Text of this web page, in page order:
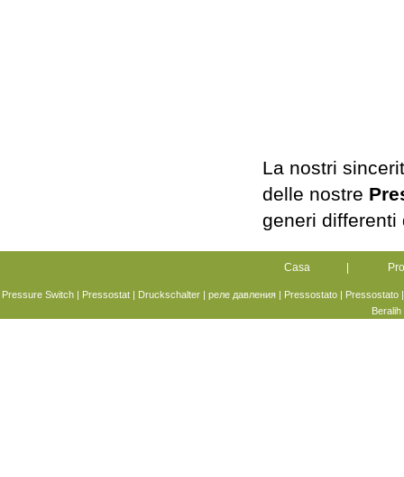
La nostri
delle nostre
generi differenti
Casa
Pressure Switch| Pressostat| Druckschalter| реле давления| Pressostato| Pressostato
Beralih